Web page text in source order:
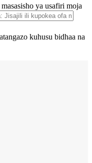
ya usafiri moja
kuhusu bidhaa na